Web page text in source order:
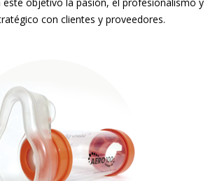
con clientes y proveedores.